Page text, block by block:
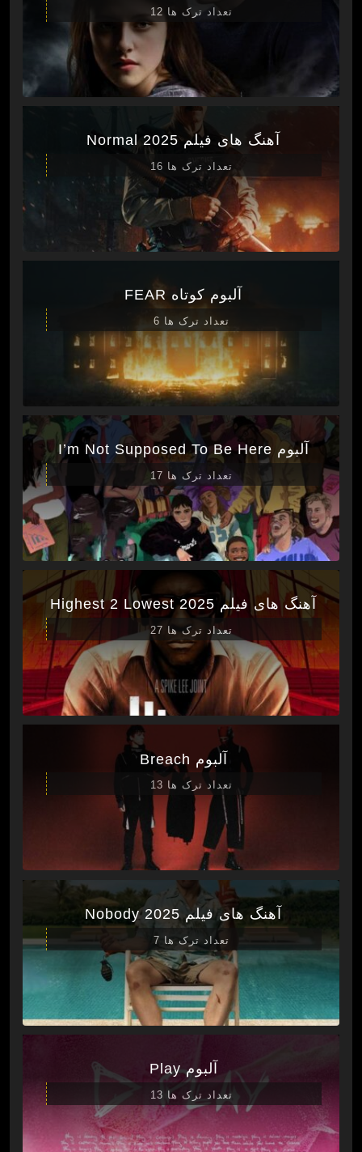
تعداد ترک ها 12
آهنگ های فیلم Normal 2025
تعداد ترک ها 16
آلبوم کوتاه FEAR
تعداد ترک ها 6
آلبوم I’m Not Supposed To Be Here
تعداد ترک ها 17
آهنگ های فیلم Highest 2 Lowest 2025
تعداد ترک ها 27
آلبوم Breach
تعداد ترک ها 13
آهنگ های فیلم Nobody 2025
تعداد ترک ها 7
آلبوم Play
تعداد ترک ها 13